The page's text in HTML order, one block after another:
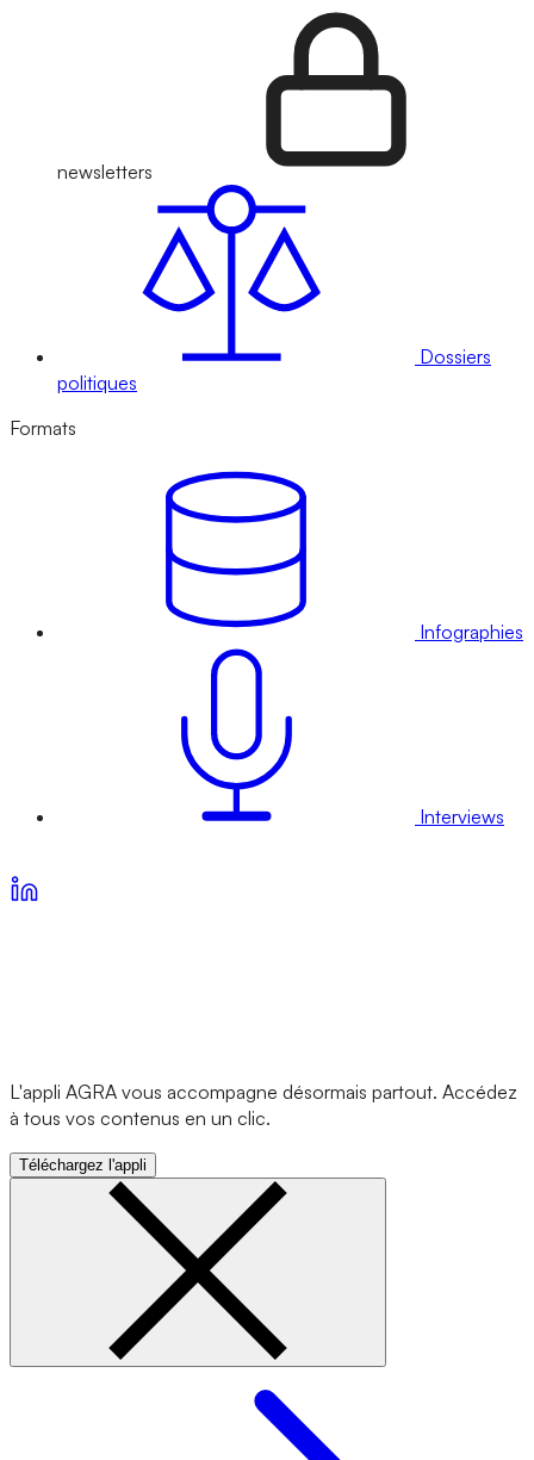
newsletters
Dossiers
politiques
Formats
Infographies
Interviews
L'appli AGRA vous accompagne désormais partout. Accédez
à tous vos contenus en un clic.
Téléchargez l'appli